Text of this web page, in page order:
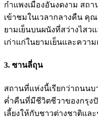
กำแพงเมืองอันงดงาม สถา
เข้าชมในเวลากลางคืน คุ
ยามเย็นบนผนังที่สว่างไส
เก่าแก่ในยามเย็นและความ
3. ซานลี่ถุน
สถานที่แห่งนี้เรียกว่าถนนบ
ค่ำคืนที่มีชีวิตชีวาของกรุง
เลี้ยงให้กับชาวต่างชาติแ